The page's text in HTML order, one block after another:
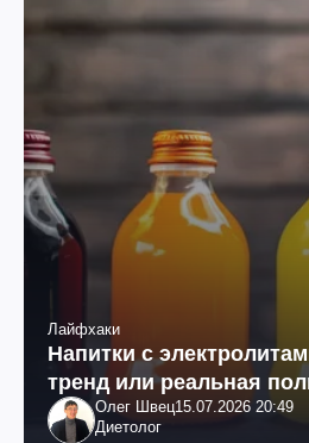
Лайфхаки
Напитки с
тренд или реальная
Олег Швец15.07.2026 20:49
Диетолог